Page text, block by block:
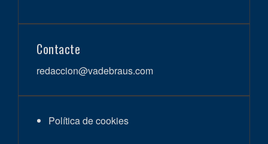
Contacte
redaccion@vadebraus.com
Política de cookies